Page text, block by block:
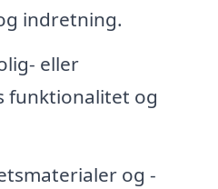
indretning.
eller
funktionalitet og
og -